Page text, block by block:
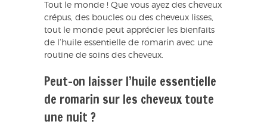
Tout le monde ! Que vous ayez des cheveux
crépus, des boucles ou des cheveux lisses,
tout le monde peut apprécier les bienfaits
de l’huile essentielle de romarin avec une
routine de soins des cheveux.
Peut-on laisser l’huile essentielle
de romarin sur les cheveux toute
une nuit ?